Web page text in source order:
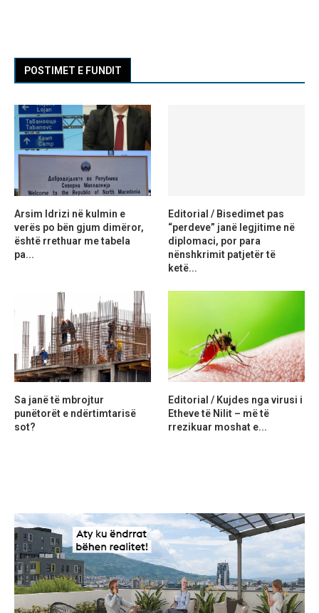
POSTIMET E FUNDIT
Arsim Idrizi në kulmin e
verës po bën gjum dimëror,
është rrethuar me tabela
pa...
Editorial / Bisedimet pas
“perdeve” janë legjitime në
diplomaci, por para
nënshkrimit patjetër të
ketë...
Sa janë të mbrojtur
punëtorët e ndërtimtarisë
sot?
Editorial / Kujdes nga virusi i
Etheve të Nilit – më të
rrezikuar moshat e...